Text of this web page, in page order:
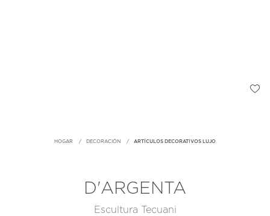
HOGAR DECORACIÓN ARTÍCULOS DECORATIVOS LUJO
D'ARGENTA
Escultura Tecuani